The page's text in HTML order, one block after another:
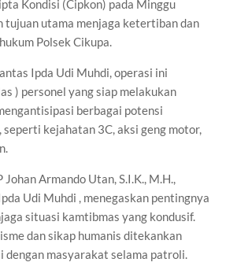
Kondisi (Cipkon) pada Minggu
utama menjaga ketertiban dan
Polsek Cikupa.
Ipda Udi Muhdi, operasi ini
) personel yang siap melakukan
berbagai potensi
seperti kejahatan 3C, aksi geng motor,
Armando Utan, S.I.K., M.H.,
Udi Muhdi , menegaskan pentingnya
situasi kamtibmas yang kondusif.
dan sikap humanis ditekankan
dengan masyarakat selama patroli.